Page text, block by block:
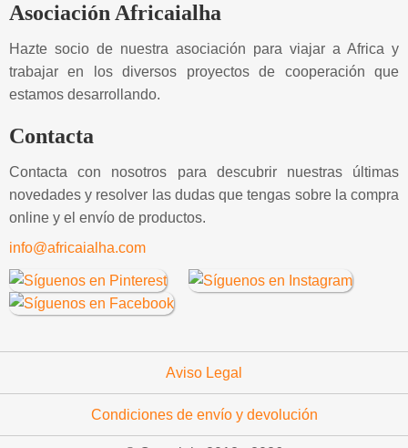
Asociación Africaialha
Hazte socio de nuestra asociación para viajar a Africa y
trabajar en los diversos proyectos de cooperación que
estamos desarrollando.
Contacta
Contacta con nosotros para descubrir nuestras últimas
novedades y resolver las dudas que tengas sobre la compra
online y el envío de productos.
info@africaialha.com
Aviso Legal
Condiciones de envío y devolución